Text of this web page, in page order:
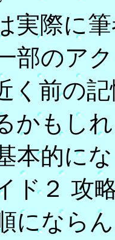
実際に
部のア
前の
かもし
本的に
ド２ 攻
になら